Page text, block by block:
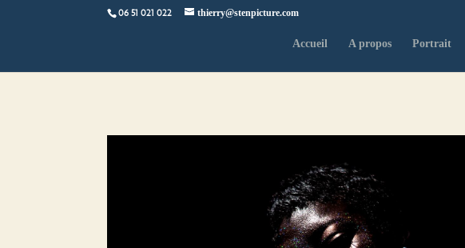
06 51 021 022 thierry@stenpicture.com
Accueil A propos Portrait